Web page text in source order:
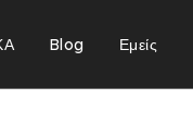
Blog Εμείς